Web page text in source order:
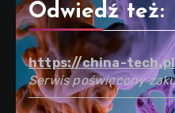
Odwiedź też:
https://china-tech.pl
Serwis poświęcony